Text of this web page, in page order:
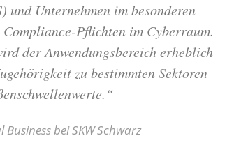
Unternehmen im besonderen
Pflichten im Cyberraum.
der Anwendungsbereich erheblich
zu bestimmten Sektoren
bei SKW Schwarz